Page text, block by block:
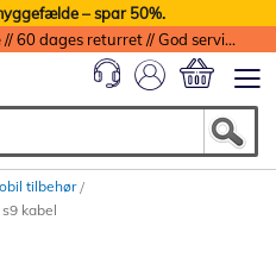
– spar 50%.
Billig fragt // Levering 1-2 dage // 60 dages returret // God service med garanti
tilbehør
kabel